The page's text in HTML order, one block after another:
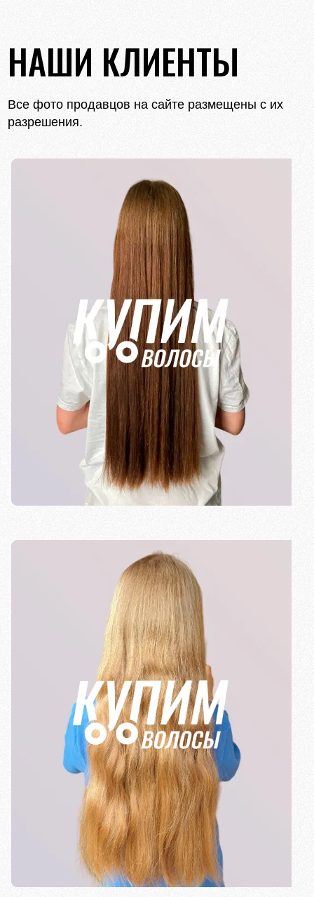
НАШИ КЛИЕНТЫ
Все фото продавцов на сайте размещены с их
разрешения.